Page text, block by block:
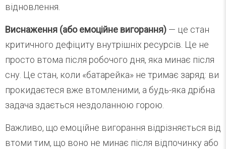
відновлення.
Виснаження (або емоційне вигорання) — це стан
критичного дефіциту внутрішніх ресурсів. Це не
просто втома після робочого дня, яка минає після
сну. Це стан, коли «батарейка» не тримає заряд: ви
прокидаєтеся вже втомленими, а будь-яка дрібна
задача здається нездоланною горою.
Важливо, що емоційне вигорання відрізняється від
втоми тим, що воно не минає після відпочинку або